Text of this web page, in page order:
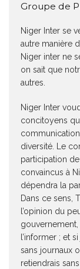
Groupe de
Niger Inter se
autre manière
Niger inter ne
on sait que
autres.
Niger Inter
concitoyens
diversité. Le
participation
convaincus à
dépendra la
Dans ce sens,
l’opinion du
l’informer ; et
sans journaux
retiendrais